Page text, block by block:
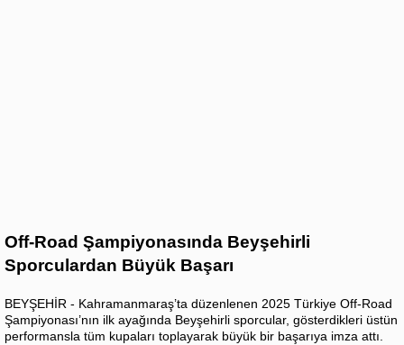
Off-Road Şampiyonasında Beyşehirli
Sporculardan Büyük Başarı
BEYŞEHİR - Kahramanmaraş’ta düzenlenen 2025 Türkiye Off-Road
Şampiyonası’nın ilk ayağında Beyşehirli sporcular, gösterdikleri üstün
performansla tüm kupaları toplayarak büyük bir başarıya imza attı.